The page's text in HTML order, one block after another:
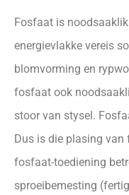
Fosfaat is
energievlakke vereis
blomvorming en
fosfaat ook
stoor van stysel.
Dus is die plasing
fosfaat-toediening
sproeibemesting